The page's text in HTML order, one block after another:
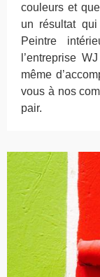
couleurs et
un résultat
Peintre
l’entreprise
même
vous à nos
pair.